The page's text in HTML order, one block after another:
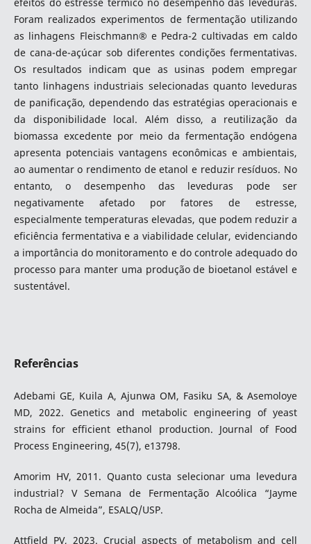
Foram realizados experimentos de fermentação utilizando
as linhagens Fleischmann® e Pedra-2 cultivadas em caldo
de cana-de-açúcar sob diferentes condições fermentativas.
Os resultados indicam que as usinas podem empregar
tanto linhagens industriais selecionadas quanto leveduras
de panificação, dependendo das estratégias operacionais e
da disponibilidade local. Além disso, a reutilização da
biomassa excedente por meio da fermentação endógena
apresenta potenciais vantagens econômicas e ambientais,
ao aumentar o rendimento de etanol e reduzir resíduos. No
entanto, o desempenho das leveduras pode ser
negativamente afetado por fatores de estresse,
especialmente temperaturas elevadas, que podem reduzir a
eficiência fermentativa e a viabilidade celular, evidenciando
a importância do monitoramento e do controle adequado do
processo para manter uma produção de bioetanol estável e
sustentável.
Referências
Adebami GE, Kuila A, Ajunwa OM, Fasiku SA, & Asemoloye
MD, 2022. Genetics and metabolic engineering of yeast
strains for efficient ethanol production. Journal of Food
Process Engineering, 45(7), e13798.
Amorim HV, 2011. Quanto custa selecionar uma levedura
industrial? V Semana de Fermentação Alcoólica “Jayme
Rocha de Almeida”, ESALQ/USP.
Attfield PV, 2023. Crucial aspects of metabolism and cell